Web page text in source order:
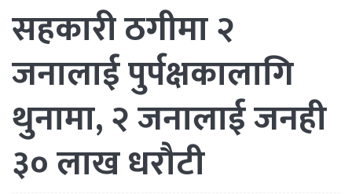
सहकारी ठगीमा २
जनालाई पुर्पक्षकालागि
थुनामा, २ जनालाई जनही
३० लाख धरौटी